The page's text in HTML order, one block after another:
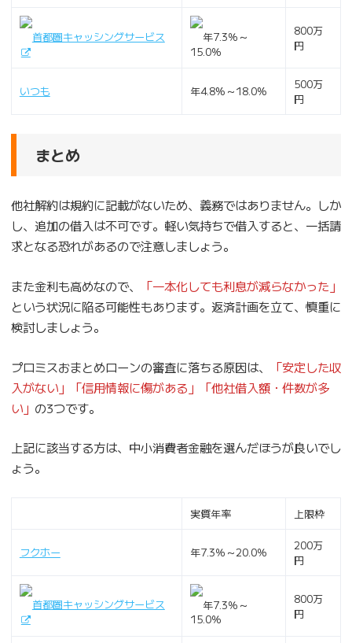
首都圏キャッシングサービス
年7.3％～
15.0％
800万
円
いつも 年4.8%～18.0%
500万
円
まとめ
他社解約は規約に記載がないため、義務ではありません。しか
し、追加の借入は不可です。軽い気持ちで借入すると、一括請
求となる恐れがあるので注意しましょう。
また金利も高めなので、
「一本化しても利息が減らなかった」
という状況に陥る可能性もあります。返済計画を立て、慎重に
検討しましょう。
プロミスおまとめローンの審査に落ちる原因は、
「安定した収
入がない」「信用情報に傷がある」「他社借入額・件数が多
い」 の3つです。
上記に該当する方は、中小消費者金融を選んだほうが良いでし
ょう。
実質年率 上限枠
フクホー 年7.3％～20.0％
200万
円
首都圏キャッシングサービス
年7.3％～
15.0％
800万
円